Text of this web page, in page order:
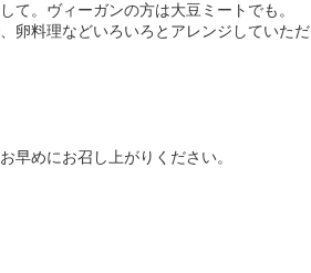
て。ヴィーガンの方は大豆ミートでも。
卵料理などいろいろとアレンジしていただ
早めにお召し上がりください。